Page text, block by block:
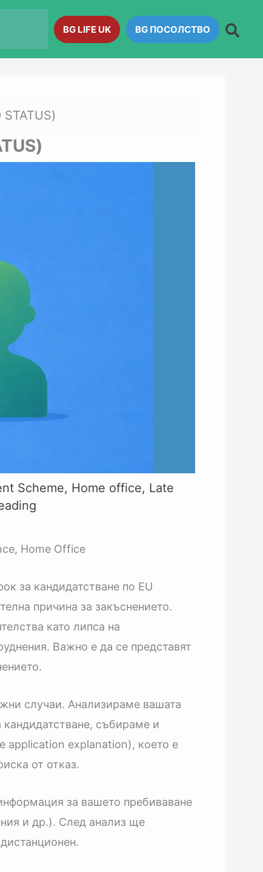
BG LIFE UK BG ПОСОЛСТВО
Scheme, Home office, Late
Home Office
за кандидатстване по EU
причина за закъснението.
като липса на
Важно е да се представят
случаи. Анализираме вашата
събираме и
application explanation), което е
от отказ.
за вашето пребиваване
и др.). След анализ ще